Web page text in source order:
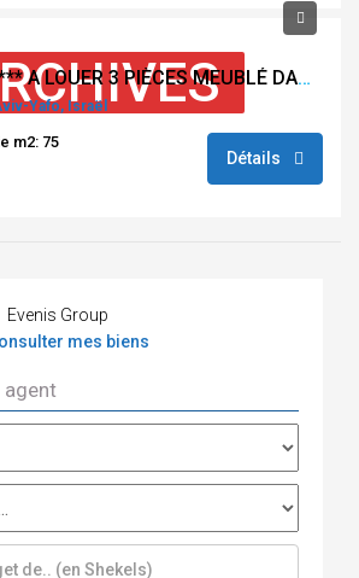
#REF MR 5409 **** A LOUER 3 PIÈCES MEUBLÉ DANS LE QUARTIER NAHALAT YITZHAK A TEL AVIV ****
Yafo, Israël
m2: 75
Détails
Evenis Group
mes biens
agent